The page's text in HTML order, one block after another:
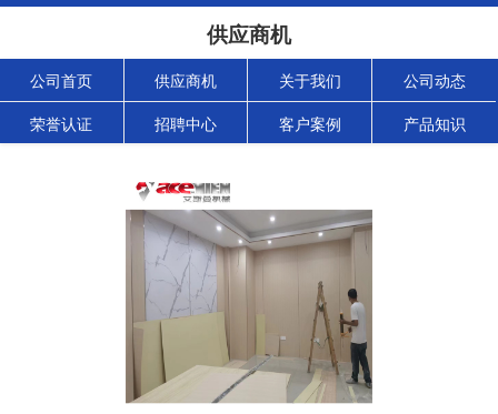
供应商机
公司首页 供应商机 关于我们 公司动态
荣誉认证 招聘中心 客户案例 产品知识